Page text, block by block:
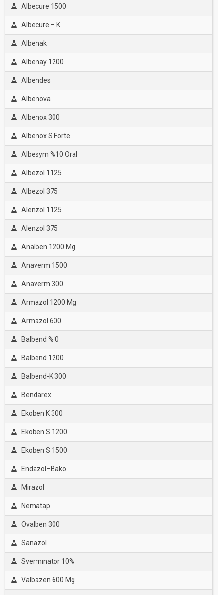
Albecure 1500
Albecure – K
Albenak
Albenay 1200
Albendes
Albenova
Albenox 300
Albenox S Forte
Albesym %10 Oral
Albezol 1125
Albezol 375
Alenzol 1125
Alenzol 375
Analben 1200 Mg
Anaverm 1500
Anaverm 300
Armazol 1200 Mg
Armazol 600
Balbend %!0
Balbend 1200
Balbend-K 300
Bendarex
Ekoben K 300
Ekoben S 1200
Ekoben S 1500
Endazol–Bako
Mirazol
Nematap
Ovalben 300
Sanazol
Svermınator 10%
Valbazen 600 Mg